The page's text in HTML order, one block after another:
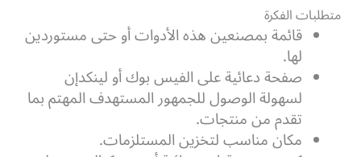
متطلبات الفكرة
قائمة بمصنعين هذه الأدوات أو حتى مستوردين
لها.
صفحة دعائية على الفيس بوك أو لينكدإن
لسهولة الوصول للجمهور المستهدف المهتم بما
تقدم من منتجات.
مكان مناسب لتخزين المستلزمات.